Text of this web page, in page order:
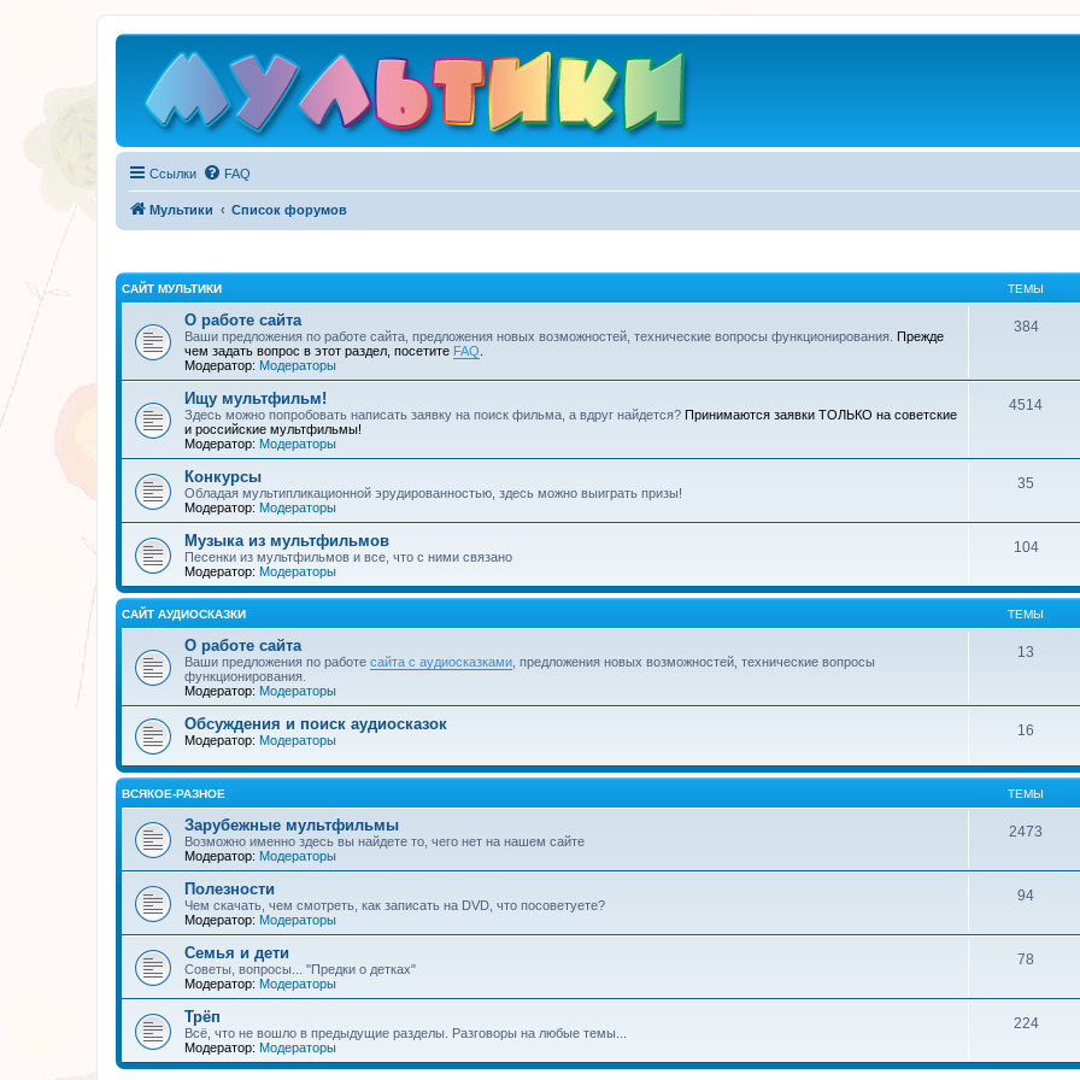
Ссылки FAQ
Мультики Список форумов
САЙТ МУЛЬТИКИ ТЕМЫ
О работе сайта
Ваши предложения по работе сайта, предложения новых возможностей, технические вопросы функционирования. Прежде
чем задать вопрос в этот раздел, посетите FAQ
Модератор: Модераторы
384
Ищу мультфильм!
Здесь можно попробовать написать заявку на поиск фильма, а вдруг найдется? Принимаются заявки ТОЛЬКО на советские
и российские мультфильмы!
Модератор: Модераторы
4514
Конкурсы
Обладая мультипликационной эрудированностью, здесь можно выиграть призы!
Модератор: Модераторы
35
Музыка из мультфильмов
Песенки из мультфильмов и все, что с ними связано
Модератор: Модераторы
104
САЙТ АУДИОСКАЗКИ ТЕМЫ
О работе сайта
Ваши предложения по работе сайта с аудиосказками , предложения новых возможностей, технические вопросы
функционирования.
Модератор: Модераторы
13
Обсуждения и поиск аудиосказок
Модератор: Модераторы
16
ВСЯКОЕ-РАЗНОЕ ТЕМЫ
Зарубежные мультфильмы
Возможно именно здесь вы найдете то, чего нет на нашем сайте
Модератор: Модераторы
2473
Полезности
Чем скачать, чем смотреть, как записать на DVD, что посоветуете?
Модератор: Модераторы
94
Семья и дети
Советы, вопросы... "Предки о детках"
Модератор: Модераторы
78
Трёп
Всё, что не вошло в предыдущие разделы. Разговоры на любые темы...
Модератор: Модераторы
224